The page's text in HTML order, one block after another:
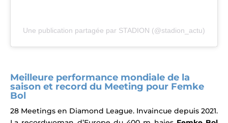
Une publication partagée par STADION (@stadion_actu)
Meilleure performance mondiale de la
saison et record du Meeting pour Femke
Bol
28 Meetings en Diamond League. Invaincue depuis 2021.